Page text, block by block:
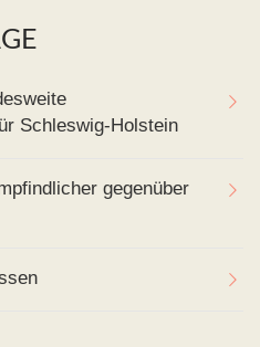
Schleswig-Holstein
gegenüber